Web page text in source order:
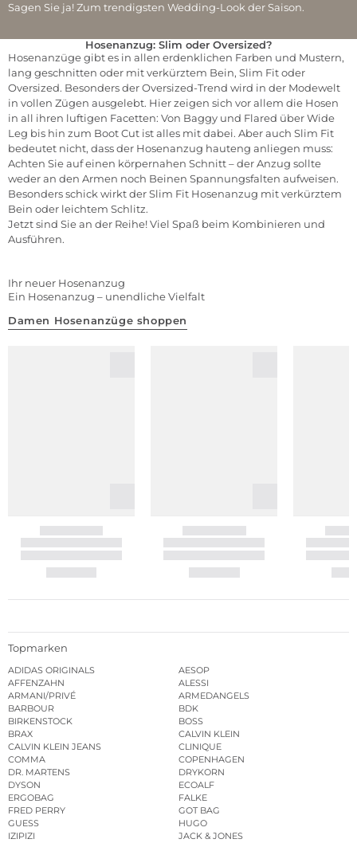
Sagen Sie ja! Zum trendigsten Wedding-Look der Saison.
Alles für die
Hochzeit
JETZT SHOPPEN
Hosenanzug: Slim oder Oversized?
Hosenanzüge gibt es in allen erdenklichen Farben und Mustern,
lang geschnitten oder mit verkürztem Bein, Slim Fit oder
Oversized. Besonders der Oversized-Trend wird in der Modewelt
in vollen Zügen ausgelebt. Hier zeigen sich vor allem die Hosen
in all ihren luftigen Facetten: Von Baggy und Flared über Wide
Leg bis hin zum Boot Cut ist alles mit dabei. Aber auch Slim Fit
bedeutet nicht, dass der Hosenanzug hauteng anliegen muss:
Achten Sie auf einen körpernahen Schnitt – der Anzug sollte
weder an den Armen noch Beinen Spannungsfalten aufweisen.
Besonders schick wirkt der Slim Fit Hosenanzug mit verkürztem
Bein oder leichtem Schlitz.
Jetzt sind Sie an der Reihe! Viel Spaß beim Kombinieren und
Ausführen.
Ihr neuer Hosenanzug
Ein Hosenanzug – unendliche Vielfalt
Damen Hosenanzüge shoppen
Topmarken
ADIDAS ORIGINALS
AESOP
AFFENZAHN
ALESSI
ARMANI/PRIVÉ
ARMEDANGELS
BARBOUR
BDK
BIRKENSTOCK
BOSS
BRAX
CALVIN KLEIN
CALVIN KLEIN JEANS
CLINIQUE
COMMA
COPENHAGEN
DR. MARTENS
DRYKORN
DYSON
ECOALF
ERGOBAG
FALKE
FRED PERRY
GOT BAG
GUESS
HUGO
IZIPIZI
JACK & JONES